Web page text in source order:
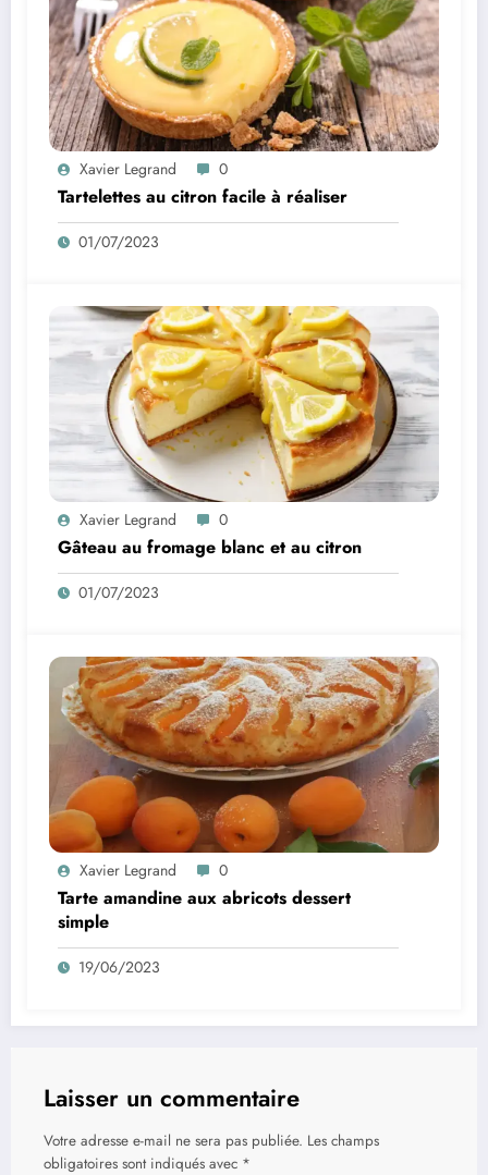
Xavier Legrand 0
Tartelettes au citron facile à réaliser
01/07/2023
Xavier Legrand 0
Gâteau au fromage blanc et au citron
01/07/2023
Xavier Legrand 0
Tarte amandine aux abricots dessert
simple
19/06/2023
Laisser un commentaire
Votre adresse e-mail ne sera pas publiée. Les champs
obligatoires sont indiqués avec *